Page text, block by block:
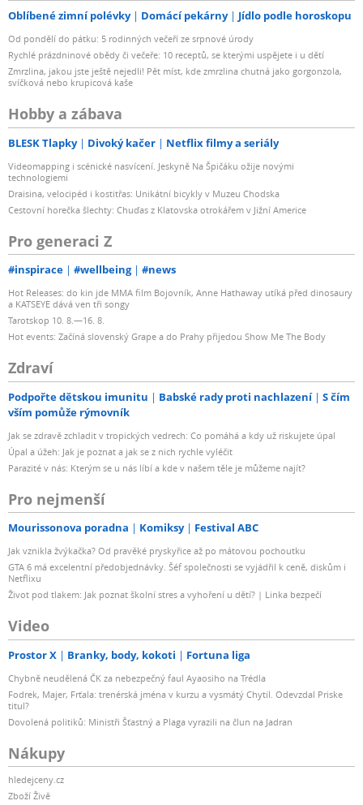
Oblíbené zimní polévky Domácí pekárny Jídlo podle horoskopu
Od pondělí do pátku: 5 rodinných večeří ze srpnové úrody
Rychlé prázdninové obědy či večeře: 10 receptů, se kterými uspějete i u dětí
Zmrzlina, jakou jste ještě nejedli! Pět míst, kde zmrzlina chutná jako gorgonzola,
svíčková nebo krupicová kaše
Hobby a zábava
BLESK Tlapky Divoký kačer Netflix filmy a seriály
Videomapping i scénické nasvícení. Jeskyně Na Špičáku ožije novými
technologiemi
Draisina, velocipéd i kostitřas: Unikátní bicykly v Muzeu Chodska
Cestovní horečka šlechty: Chuďas z Klatovska otrokářem v Jižní Americe
Pro generaci Z
#inspirace #wellbeing #news
Hot Releases: do kin jde MMA film Bojovník, Anne Hathaway utíká před dinosaury
a KATSEYE dává ven tři songy
Tarotskop 10. 8.—16. 8.
Hot events: Začíná slovenský Grape a do Prahy přijedou Show Me The Body
Zdraví
Podpořte dětskou imunitu Babské rady proti nachlazení
S čím
vším pomůže rýmovník
Jak se zdravě zchladit v tropických vedrech: Co pomáhá a kdy už riskujete úpal
Úpal a úžeh: Jak je poznat a jak se z nich rychle vyléčit
Parazité v nás: Kterým se u nás líbí a kde v našem těle je můžeme najít?
Pro nejmenší
Mourissonova poradna Komiksy Festival ABC
Jak vznikla žvýkačka? Od pravěké pryskyřice až po mátovou pochoutku
GTA 6 má excelentní předobjednávky. Šéf společnosti se vyjádřil k ceně, diskům i
Netflixu
Život pod tlakem: Jak poznat školní stres a vyhoření u dětí? | Linka bezpečí
Video
Prostor X Branky, body, kokoti Fortuna liga
Chybně neudělená ČK za nebezpečný faul Ayaosiho na Trédla
Fodrek, Majer, Frťala: trenérská jména v kurzu a vysmátý Chytil. Odevzdal Priske
titul?
Dovolená politiků: Ministři Šťastný a Plaga vyrazili na člun na Jadran
Nákupy
hledejceny.cz
Zboží Živě